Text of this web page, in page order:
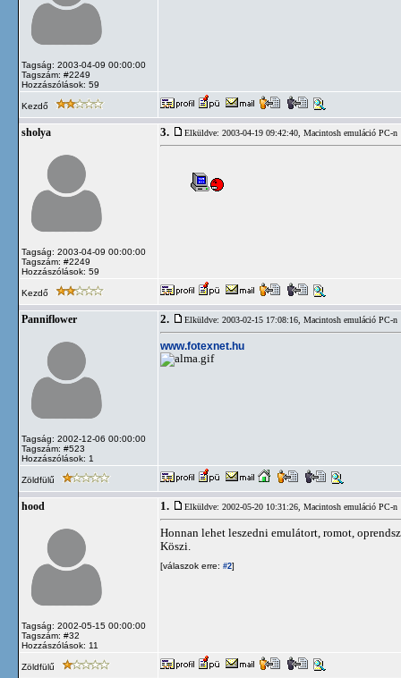
Tagság: 2003-04-09 00:00:00
Tagszám: #2249
Hozzászólások: 59
Kezdő
sholya
Tagság: 2003-04-09 00:00:00
Tagszám: #2249
Hozzászólások: 59
3. Elküldve: 2003-04-19 09:42:40, Macintosh emuláció PC-n
Kezdő
Panniflower
Tagság: 2002-12-06 00:00:00
Tagszám: #523
Hozzászólások: 1
2. Elküldve: 2003-02-15 17:08:16, Macintosh emuláció PC-n
www.fotexnet.hu
Zöldfülű
hood
Tagság: 2002-05-15 00:00:00
Tagszám: #32
Hozzászólások: 11
1. Elküldve: 2002-05-20 10:31:26, Macintosh emuláció PC-n
Honnan lehet leszedni emulátort, romot,
Köszi.
[válaszok erre: #2]
Zöldfülű